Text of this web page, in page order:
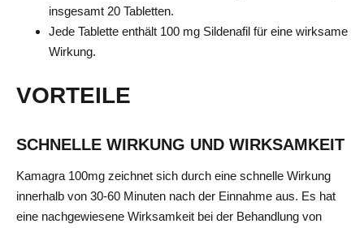
insgesamt 20 Tabletten.
Jede Tablette enthält 100 mg Sildenafil für eine wirksame
Wirkung.
VORTEILE
SCHNELLE WIRKUNG UND WIRKSAMKEIT
Kamagra 100mg zeichnet sich durch eine schnelle Wirkung
innerhalb von 30-60 Minuten nach der Einnahme aus. Es hat
eine nachgewiesene Wirksamkeit bei der Behandlung von